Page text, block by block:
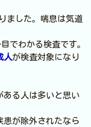
ました。喘息は気道
でわかる検査です。
人が検査対象になり
ある人は多いと思い
が除外されたなら